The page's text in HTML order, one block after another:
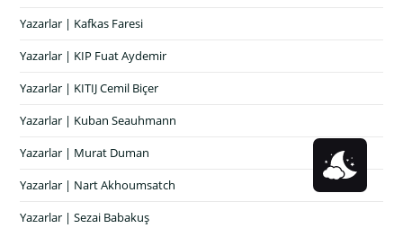
Yazarlar | Kafkas Faresi
Yazarlar | KIP Fuat Aydemir
Yazarlar | KITIJ Cemil Biçer
Yazarlar | Kuban Seauhmann
Yazarlar | Murat Duman
Yazarlar | Nart Akhoumsatch
Yazarlar | Sezai Babakuş